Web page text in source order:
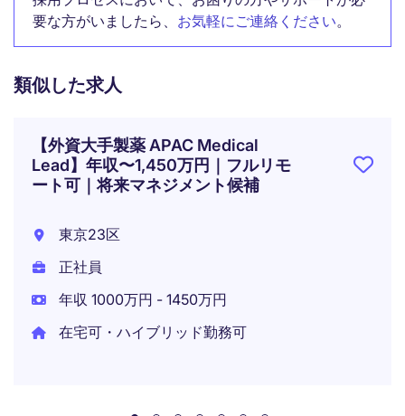
要な方がいましたら、 お気軽にご連絡ください。
類似した求人
【外資大手製薬 APAC Medical
Lead】年収〜1,450万円｜フルリモ
ート可｜将来マネジメント候補
東京23区
正社員
年収 1000万円 - 1450万円
在宅可・ハイブリッド勤務可